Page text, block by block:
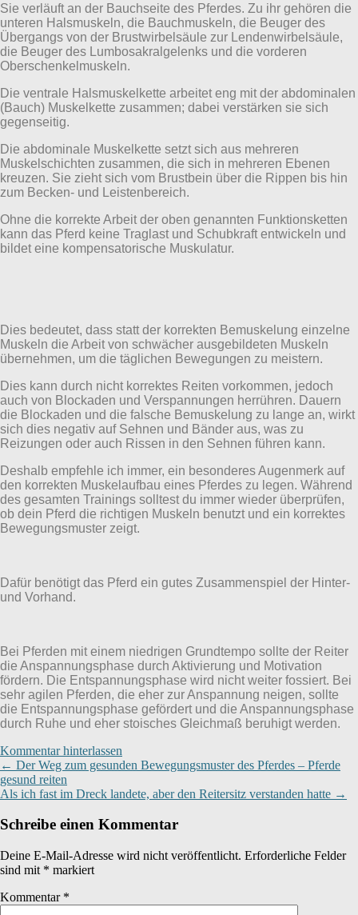
Sie verläuft an der Bauchseite des Pferdes. Zu ihr gehören die
unteren Halsmuskeln, die Bauchmuskeln, die Beuger des
Übergangs von der Brustwirbelsäule zur Lendenwirbelsäule,
die Beuger des Lumbosakralgelenks und die vorderen
Oberschenkelmuskeln.
Die ventrale Halsmuskelkette arbeitet eng mit der abdominalen
(Bauch) Muskelkette zusammen; dabei verstärken sie sich
gegenseitig.
Die abdominale Muskelkette setzt sich aus mehreren
Muskelschichten zusammen, die sich in mehreren Ebenen
kreuzen. Sie zieht sich vom Brustbein über die Rippen bis hin
zum Becken- und Leistenbereich.
Ohne die korrekte Arbeit der oben genannten Funktionsketten
kann das Pferd keine Traglast und Schubkraft entwickeln und
bildet eine kompensatorische Muskulatur.
Dies bedeutet, dass statt der korrekten Bemuskelung einzelne
Muskeln die Arbeit von schwächer ausgebildeten Muskeln
übernehmen, um die täglichen Bewegungen zu meistern.
Dies kann durch nicht korrektes Reiten vorkommen, jedoch
auch von Blockaden und Verspannungen herrühren. Dauern
die Blockaden und die falsche Bemuskelung zu lange an, wirkt
sich dies negativ auf Sehnen und Bänder aus, was zu
Reizungen oder auch Rissen in den Sehnen führen kann.
Deshalb empfehle ich immer, ein besonderes Augenmerk auf
den korrekten Muskelaufbau eines Pferdes zu legen. Während
des gesamten Trainings solltest du immer wieder überprüfen,
ob dein Pferd die richtigen Muskeln benutzt und ein korrektes
Bewegungsmuster zeigt.
Dafür benötigt das Pferd ein gutes Zusammenspiel der Hinter-
und Vorhand.
Bei Pferden mit einem niedrigen Grundtempo sollte der Reiter
die Anspannungsphase durch Aktivierung und Motivation
fördern. Die Entspannungsphase wird nicht weiter fossiert. Bei
sehr agilen Pferden, die eher zur Anspannung neigen, sollte
die Entspannungsphase gefördert und die Anspannungsphase
durch Ruhe und eher stoisches Gleichmaß beruhigt werden.
Kommentar hinterlassen
Beitragsnavigation
← Der Weg zum gesunden Bewegungsmuster des Pferdes – Pferde
gesund reiten
Als ich fast im Dreck landete, aber den Reitersitz verstanden hatte →
Schreibe einen Kommentar
Deine E-Mail-Adresse wird nicht veröffentlicht. Erforderliche Felder
sind mit * markiert
Kommentar *